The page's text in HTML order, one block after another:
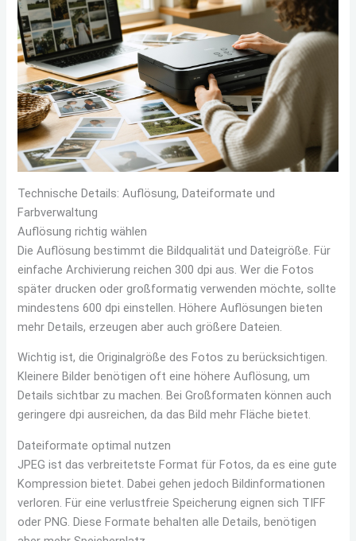
Technische Details: Auflösung, Dateiformate und
Farbverwaltung
Auflösung richtig wählen
Die Auflösung bestimmt die Bildqualität und Dateigröße. Für
einfache Archivierung reichen 300 dpi aus. Wer die Fotos
später drucken oder großformatig verwenden möchte, sollte
mindestens 600 dpi einstellen. Höhere Auflösungen bieten
mehr Details, erzeugen aber auch größere Dateien.
Wichtig ist, die Originalgröße des Fotos zu berücksichtigen.
Kleinere Bilder benötigen oft eine höhere Auflösung, um
Details sichtbar zu machen. Bei Großformaten können auch
geringere dpi ausreichen, da das Bild mehr Fläche bietet.
Dateiformate optimal nutzen
JPEG ist das verbreitetste Format für Fotos, da es eine gute
Kompression bietet. Dabei gehen jedoch Bildinformationen
verloren. Für eine verlustfreie Speicherung eignen sich TIFF
oder PNG. Diese Formate behalten alle Details, benötigen